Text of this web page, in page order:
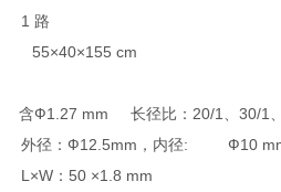
1 路
cm
Ф1.27 mm 长径比：20/1、30/1、
径：Ф12.5mm，内径: Ф10
：50 ×1.8 mm